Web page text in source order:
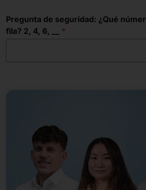
Pregunta de seguridad: ¿Qué
fila? 2, 4, 6, __